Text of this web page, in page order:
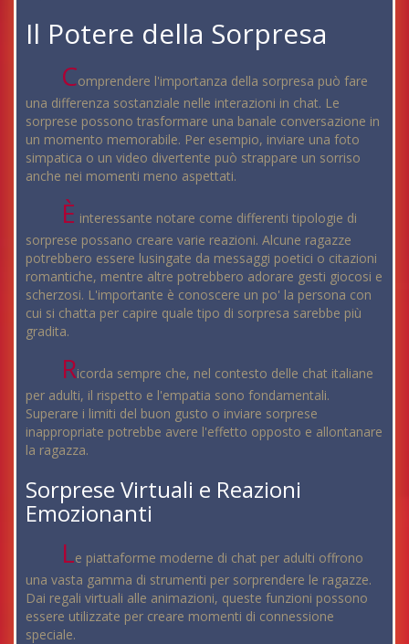
Il Potere della Sorpresa
Comprendere l'importanza della sorpresa può fare
una differenza sostanziale nelle interazioni in chat. Le
sorprese possono trasformare una banale conversazione in
un momento memorabile. Per esempio, inviare una foto
simpatica o un video divertente può strappare un sorriso
anche nei momenti meno aspettati.
È interessante notare come differenti tipologie di
sorprese possano creare varie reazioni. Alcune ragazze
potrebbero essere lusingate da messaggi poetici o citazioni
romantiche, mentre altre potrebbero adorare gesti giocosi e
scherzosi. L'importante è conoscere un po' la persona con
cui si chatta per capire quale tipo di sorpresa sarebbe più
gradita.
Ricorda sempre che, nel contesto delle chat italiane
per adulti, il rispetto e l'empatia sono fondamentali.
Superare i limiti del buon gusto o inviare sorprese
inappropriate potrebbe avere l'effetto opposto e allontanare
la ragazza.
Sorprese Virtuali e Reazioni
Emozionanti
Le piattaforme moderne di chat per adulti offrono
una vasta gamma di strumenti per sorprendere le ragazze.
Dai regali virtuali alle animazioni, queste funzioni possono
essere utilizzate per creare momenti di connessione
speciale.